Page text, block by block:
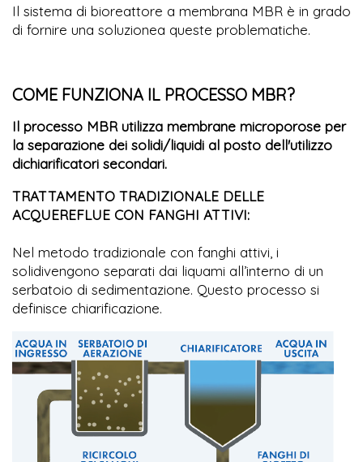
Il sistema di bioreattore a membrana MBR è in grado
di fornire una soluzionea queste problematiche.
COME FUNZIONA IL PROCESSO MBR?
Il processo MBR utilizza membrane microporose per
la separazione dei solidi/liquidi al posto dell'utilizzo
dichiarificatori secondari.
TRATTAMENTO TRADIZIONALE DELLE
ACQUEREFLUE CON FANGHI ATTIVI:
Nel metodo tradizionale con fanghi attivi, i
solidivengono separati dai liquami all’interno di un
serbatoio di sedimentazione. Questo processo si
definisce chiarificazione.